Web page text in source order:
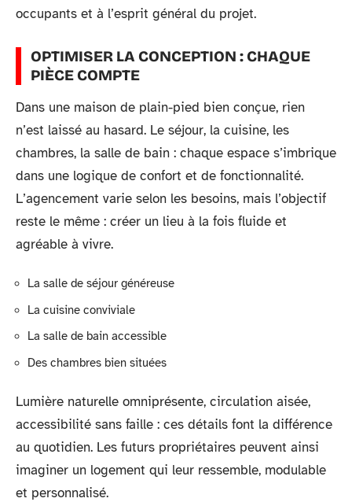
occupants et à l’esprit général du projet.
OPTIMISER LA CONCEPTION : CHAQUE
PIÈCE COMPTE
Dans une maison de plain-pied bien conçue, rien
n’est laissé au hasard. Le séjour, la cuisine, les
chambres, la salle de bain : chaque espace s’imbrique
dans une logique de confort et de fonctionnalité.
L’agencement varie selon les besoins, mais l’objectif
reste le même : créer un lieu à la fois fluide et
agréable à vivre.
La salle de séjour généreuse
La cuisine conviviale
La salle de bain accessible
Des chambres bien situées
Lumière naturelle omniprésente, circulation aisée,
accessibilité sans faille : ces détails font la différence
au quotidien. Les futurs propriétaires peuvent ainsi
imaginer un logement qui leur ressemble, modulable
et personnalisé.